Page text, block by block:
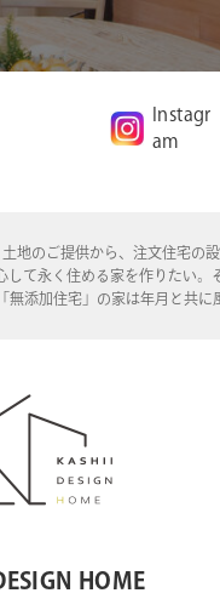
Instagr
am
地のご提供から、注文住宅
て永く住める家を作りたい
添加住宅」の家は年月と共
HOME